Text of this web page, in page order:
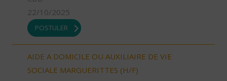
22/10/2025
POSTULER
AIDE A DOMICILE OU AUXILIAIRE DE VIE
SOCIALE MARGUERITTES (H/F)